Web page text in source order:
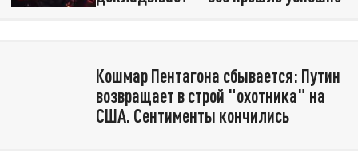
Кошмар Пентагона сбывается: Путин
возвращает в строй "охотника" на
США. Сентименты кончились